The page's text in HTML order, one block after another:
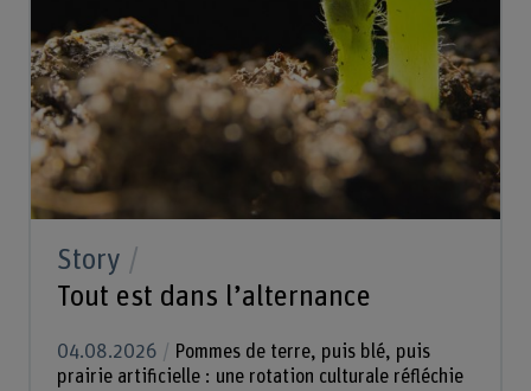
Story
Tout est dans l’alternance
04.08.2026
Pommes de terre, puis blé, puis
prairie artificielle : une rotation culturale réfléchie